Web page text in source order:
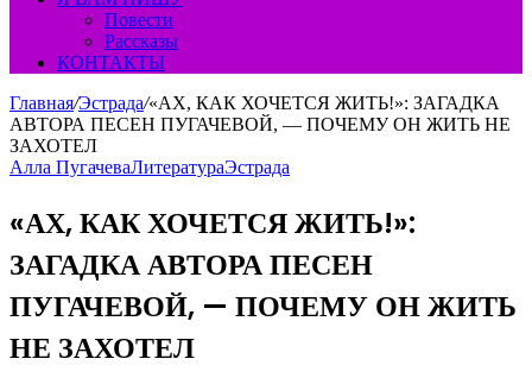
Повести
Рассказы
КОНТАКТЫ
Главная/Эстрада/«АХ, КАК ХОЧЕТСЯ ЖИТЬ!»: ЗАГАДКА
АВТОРА ПЕСЕН ПУГАЧЕВОЙ, — ПОЧЕМУ ОН ЖИТЬ НЕ
ЗАХОТЕЛ
Алла ПугачеваЛитератураЭстрада
«АХ, КАК ХОЧЕТСЯ ЖИТЬ!»:
ЗАГАДКА АВТОРА ПЕСЕН
ПУГАЧЕВОЙ, — ПОЧЕМУ ОН ЖИТЬ
НЕ ЗАХОТЕЛ